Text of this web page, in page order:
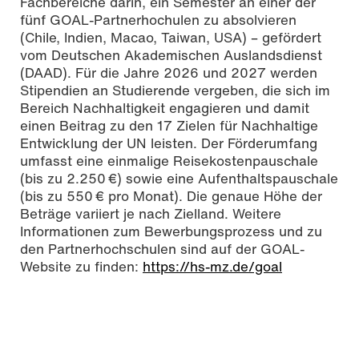
fünf GOAL-Partnerhochulen zu absolvieren
(Chile, Indien, Macao, Taiwan, USA) – gefördert
vom Deutschen Akademischen Auslandsdienst
(DAAD). Für die Jahre 2026 und 2027 werden
Stipendien an Studierende vergeben, die sich im
Bereich Nachhaltigkeit engagieren und damit
einen Beitrag zu den 17 Zielen für Nachhaltige
Entwicklung der UN leisten. Der Förderumfang
umfasst eine einmalige Reisekostenpauschale
(bis zu 2.250 €) sowie eine Aufenthaltspauschale
(bis zu 550 € pro Monat). Die genaue Höhe der
Beträge variiert je nach Zielland. Weitere
Informationen zum Bewerbungsprozess und zu
den Partnerhochschulen sind auf der GOAL-
Website zu finden: https://hs-mz.de/goal